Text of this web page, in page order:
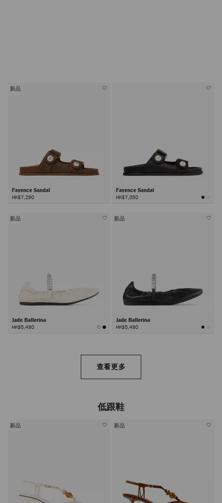
新品
Fayence Sandal
HK$7,290
Fayence Sandal
HK$7,050
新品
Jade Ballerina
HK$5,490
新品
Jade Ballerina
HK$5,490
查看更多
低跟鞋
新品 新品